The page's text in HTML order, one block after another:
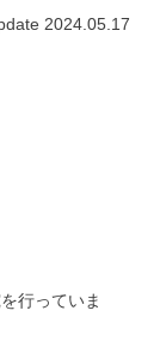
2024.05.17
行っていま